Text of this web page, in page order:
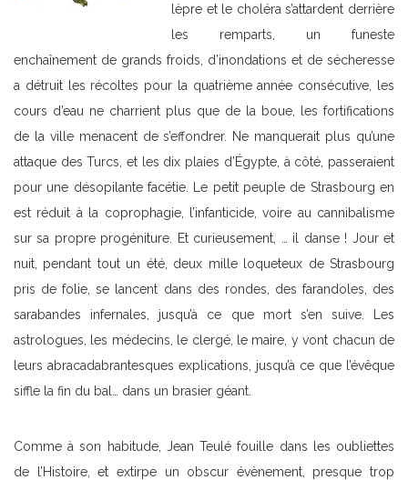
lèpre et le choléra s’attardent derrière
les remparts, un funeste
enchaînement de grands froids, d’inondations et de sécheresse
a détruit les récoltes pour la quatrième année consécutive, les
cours d’eau ne charrient plus que de la boue, les fortifications
de la ville menacent de s’effondrer. Ne manquerait plus qu’une
attaque des Turcs, et les dix plaies d’Égypte, à côté, passeraient
pour une désopilante facétie. Le petit peuple de Strasbourg en
est réduit à la coprophagie, l’infanticide, voire au cannibalisme
sur sa propre progéniture. Et curieusement, … il danse ! Jour et
nuit, pendant tout un été, deux mille loqueteux de Strasbourg
pris de folie, se lancent dans des rondes, des farandoles, des
sarabandes infernales, jusqu’à ce que mort s’en suive. Les
astrologues, les médecins, le clergé, le maire, y vont chacun de
leurs abracadabrantesques explications, jusqu’à ce que l’évêque
siffle la fin du bal… dans un brasier géant.
Comme à son habitude, Jean Teulé fouille dans les oubliettes
de l’Histoire, et extirpe un obscur évènement, presque trop